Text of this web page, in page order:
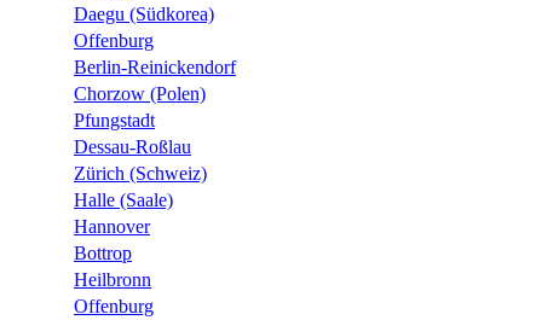
Daegu (Südkorea)
Offenburg
Berlin-Reinickendorf
Chorzow (Polen)
Pfungstadt
Dessau-Roßlau
Zürich (Schweiz)
Halle (Saale)
Hannover
Bottrop
Heilbronn
Offenburg